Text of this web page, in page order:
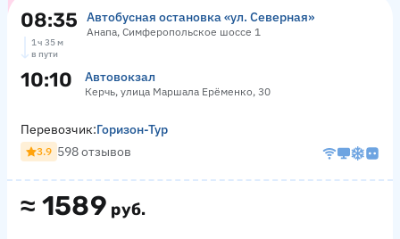
08:35 Автобусная остановка «ул. Северная»
Анапа, Симферопольское шоссе 1
1 ч 35 м
в пути
10:10 Автовокзал
Керчь, улица Маршала Ерёменко, 30
≈ 1589 руб.
Перевозчик:Горизон-Тур
3.9 598 отзывов